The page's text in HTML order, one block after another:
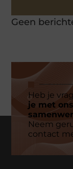
Geen
Heb je
je met ons
Neem
contact